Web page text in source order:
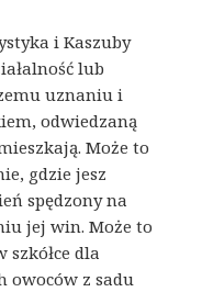
i Kaszuby
lub
uznaniu i
odwiedzaną
Może to
gdzie jesz
spędzony na
jej win. Może to
dla
owoców z sadu